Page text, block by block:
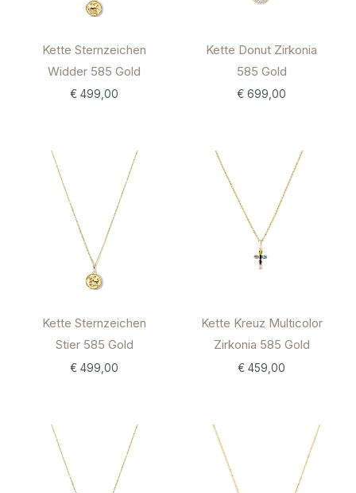
Kette Sternzeichen
Widder 585 Gold
€ 499,00
Kette Donut Zirkonia
585 Gold
€ 699,00
Kette Sternzeichen
Stier 585 Gold
€ 499,00
Kette Kreuz Multicolor
Zirkonia 585 Gold
€ 459,00